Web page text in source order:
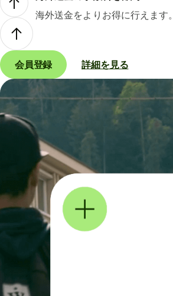
海外送金をよりお得に行えます。
会員登録 詳細を見る